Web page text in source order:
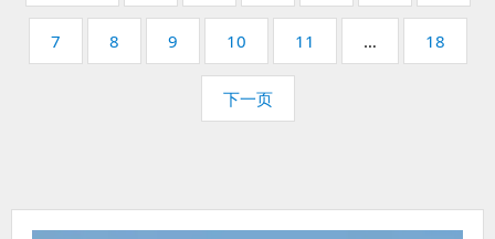
作
万
能
还
可
码：
码：
码：
码：
码：
码：
页
码：
7
页
码：
8
页
码：
9
页
码：
10
页
码：
11 …
页
码：
18
下一页